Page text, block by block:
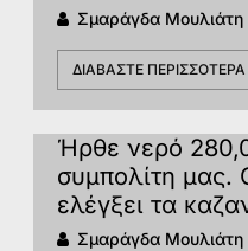
Σμαράγδα Μουλιάτη
ΔΙΑΒΆΣΤΕ ΠΕΡΙΣΣΌΤΕΡΑ
Ήρθε νερό
συμπολίτη μας.
ελέγξει τα
Σμαράγδα Μουλιάτη